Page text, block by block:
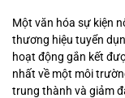
Một văn hóa sự kiện
thương hiệu tuyển
hoạt động gắn kết
nhất về một môi
trung thành và giảm